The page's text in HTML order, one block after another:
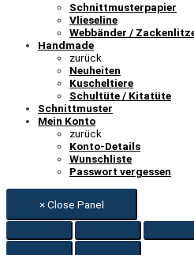
Schnittmusterpapier
Vlieseline
Webbänder /
Handmade
zurück
Neuheiten
Kuscheltiere
Schultüte / Kitatüte
Schnittmuster
Mein Konto
zurück
Konto-Details
Wunschliste
Passwort vergessen
× Close Panel